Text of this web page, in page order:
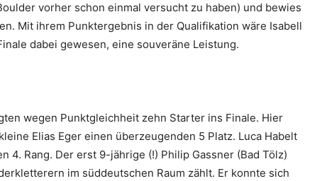
vorher schon einmal versucht zu haben) und bewies
Mit ihrem Punktergebnis in der Qualifikation wäre Isabell
dabei gewesen, eine souveräne Leistung.
wegen Punktgleichheit zehn Starter ins Finale. Hier
Elias Eger einen überzeugenden 5 Platz. Luca Habelt
4. Rang. Der erst 9-jährige (!) Philip Gassner (Bad Tölz)
im süddeutschen Raum zählt. Er konnte sich